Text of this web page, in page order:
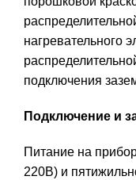
нагревательного
подключения
Подключение и
Питание на
220В) и